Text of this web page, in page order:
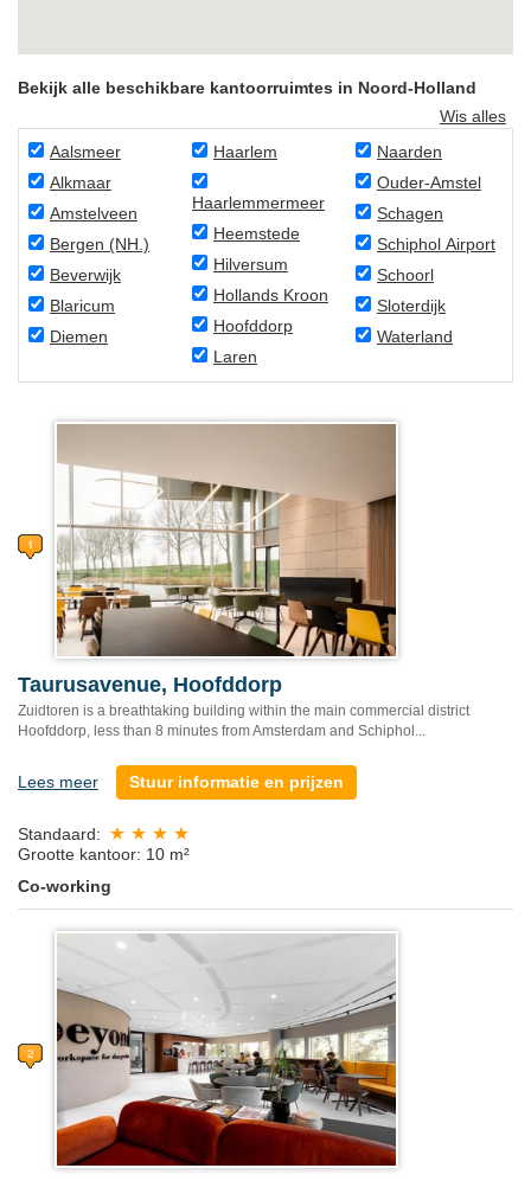
Bekijk alle beschikbare kantoorruimtes in Noord-Holland
Wis alles
Aalsmeer
Alkmaar
Amstelveen
Bergen (NH.)
Beverwijk
Blaricum
Diemen
Haarlem
Haarlemmermeer
Heemstede
Hilversum
Hollands Kroon
Hoofddorp
Laren
Naarden
Ouder-Amstel
Schagen
Schiphol Airport
Schoorl
Sloterdijk
Waterland
Taurusavenue, Hoofddorp
Zuidtoren is a breathtaking building within the main commercial district
Hoofddorp, less than 8 minutes from Amsterdam and Schiphol...
Lees meer Stuur informatie en prijzen
Standaard:
Grootte kantoor: 10 m²
Co-working